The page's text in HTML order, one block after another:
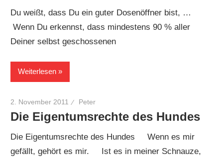
Du weißt, dass Du ein guter Dosenöffner bist, …
Wenn Du erkennst, dass mindestens 90 % aller
Deiner selbst geschossenen
Weiterlesen
2. November 2011 Peter
Die Eigentumsrechte des Hundes
Die Eigentumsrechte des Hundes Wenn es mir
gefällt, gehört es mir. Ist es in meiner Schnauze,